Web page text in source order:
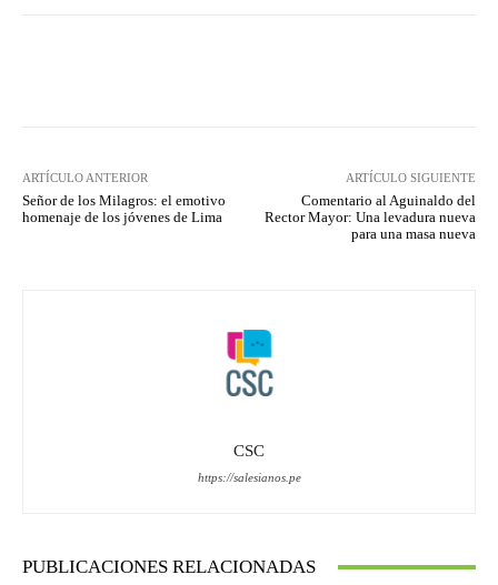
ARTÍCULO ANTERIOR
Señor de los Milagros: el emotivo
homenaje de los jóvenes de Lima
ARTÍCULO SIGUIENTE
Comentario al Aguinaldo del
Rector Mayor: Una levadura nueva
para una masa nueva
CSC
https://salesianos.pe
PUBLICACIONES RELACIONADAS